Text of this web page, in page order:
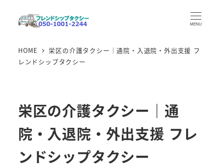
MENU
HOME
栄区の介護タクシー｜通院・入退院・外出支援 フ
レンドシップタクシー
栄区の介護タクシー｜通
院・入退院・外出支援 フレ
ンドシップタクシー